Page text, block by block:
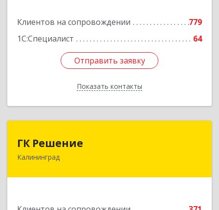
Клиентов на сопровождении
779
1С:Специалист
64
Отправить заявку
Показать контакты
Отправить заявку
Назад
ГК Решение
Калининград
236038, Калининградская обл, Калининград г,